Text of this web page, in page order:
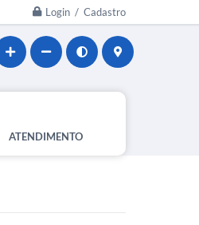
Login / Cadastro
ATENDIMENTO